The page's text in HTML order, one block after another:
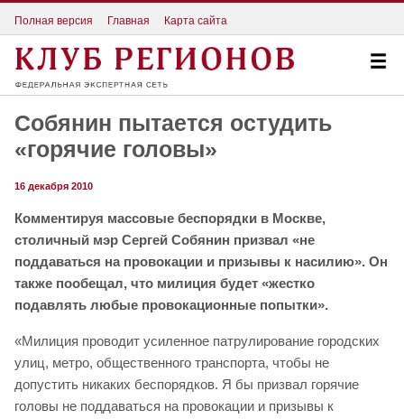
Полная версия Главная Карта сайта
Собянин пытается остудить
«горячие головы»
16 декабря 2010
Комментируя массовые беспорядки в Москве,
столичный мэр Сергей Собянин призвал «не
поддаваться на провокации и призывы к насилию». Он
также пообещал, что милиция будет «жестко
подавлять любые провокационные попытки».
«Милиция проводит усиленное патрулирование городских
улиц, метро, общественного транспорта, чтобы не
допустить никаких беспорядков. Я бы призвал горячие
головы не поддаваться на провокации и призывы к